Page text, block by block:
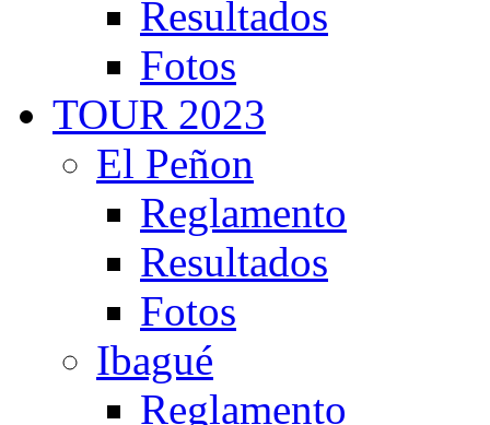
Resultados
Fotos
TOUR 2023
El Peñon
Reglamento
Resultados
Fotos
Ibagué
Reglamento